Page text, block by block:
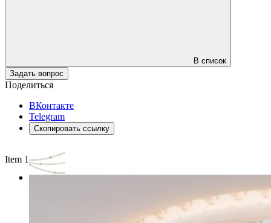
В список
Задать вопрос
Поделиться
ВКонтакте
Telegram
Скопировать ссылку
Item 1 of 4